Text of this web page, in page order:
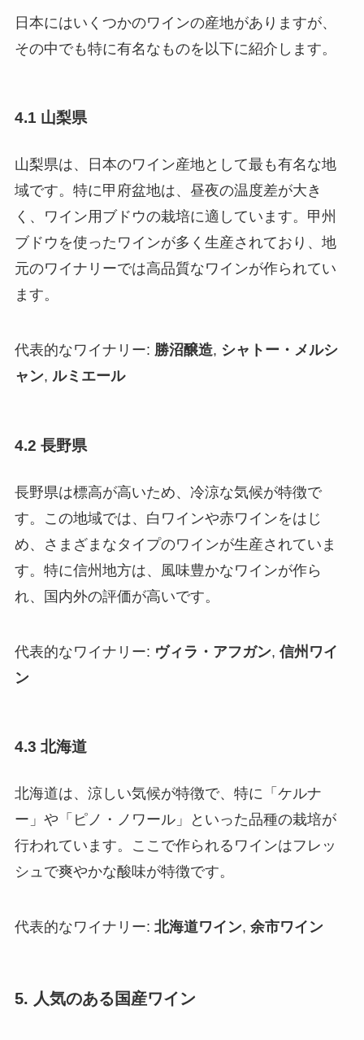
日本にはいくつかのワインの産地がありますが、
その中でも特に有名なものを以下に紹介します。
4.1 山梨県
山梨県は、日本のワイン産地として最も有名な地
域です。特に甲府盆地は、昼夜の温度差が大き
く、ワイン用ブドウの栽培に適しています。甲州
ブドウを使ったワインが多く生産されており、地
元のワイナリーでは高品質なワインが作られてい
ます。
代表的なワイナリー: 勝沼醸造, シャトー・メルシ
ャン, ルミエール
4.2 長野県
長野県は標高が高いため、冷涼な気候が特徴で
す。この地域では、白ワインや赤ワインをはじ
め、さまざまなタイプのワインが生産されていま
す。特に信州地方は、風味豊かなワインが作ら
れ、国内外の評価が高いです。
代表的なワイナリー: ヴィラ・アフガン, 信州ワイ
ン
4.3 北海道
北海道は、涼しい気候が特徴で、特に「ケルナ
ー」や「ピノ・ノワール」といった品種の栽培が
行われています。ここで作られるワインはフレッ
シュで爽やかな酸味が特徴です。
代表的なワイナリー: 北海道ワイン, 余市ワイン
5. 人気のある国産ワイン